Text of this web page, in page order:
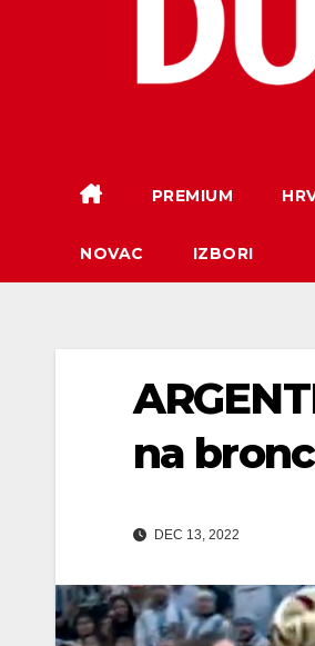
PREMIUM
NOVAC IZBORI
na
DEC 13, 2022